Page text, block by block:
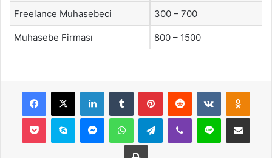
Freelance Muhasebeci 300 – 700
Muhasebe Firması 800 – 1500
Facebook
X LinkedInTumblr PinterestReddit VKontakte
Pocket Skype MessengerWhatsAppTelegramViber Line E-Posta ile
Yazdır